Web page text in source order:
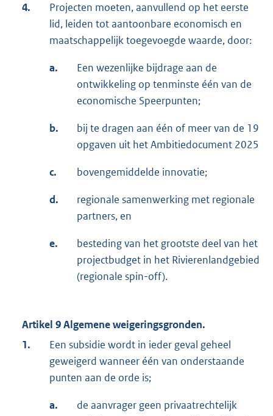
4.
Projecten moeten, aanvullend op het eerste
lid, leiden tot aantoonbare economisch en
maatschappelijk toegevoegde waarde, door:
a.
Een wezenlijke bijdrage aan de
ontwikkeling op tenminste één van de
economische Speerpunten;
b.
bij te dragen aan één of meer van de 19
opgaven uit het Ambitiedocument 2025
c. bovengemiddelde innovatie;
d.
regionale samenwerking met regionale
partners, en
e.
besteding van het grootste deel van het
projectbudget in het Rivierenlandgebied
(regionale spin-off).
Artikel 9 Algemene weigeringsgronden.
1.
Een subsidie wordt in ieder geval geheel
geweigerd wanneer één van onderstaande
punten aan de orde is;
a.
de aanvrager geen privaatrechtelijk